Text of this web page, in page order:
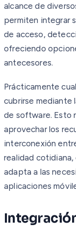
alcance de
permiten integrar
de acceso,
ofreciendo
antecesores.
Prácticamente
cubrirse mediante
de software. Esto
aprovechar los
interconexión
realidad
adapta a las
aplicaciones